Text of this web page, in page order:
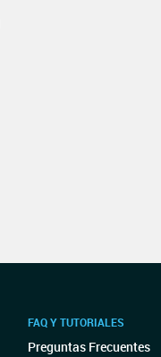
FAQ Y TUTORIALES
Preguntas Frecuentes